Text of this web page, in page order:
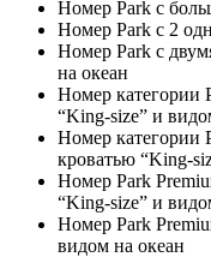
Номер Park с
Номер Park с 2
Номер Park с
на океан
Номер категории
“King-size” и
Номер категории
кроватью “King-
Номер Park
“King-size” и
Номер Park
видом на океан